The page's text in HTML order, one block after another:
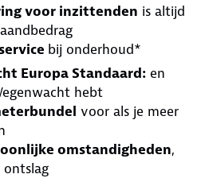
voor inzittenden is altijd
bij onderhoud*
Europa Standaard: en
hebt
voor als je meer
omstandigheden,
ontslag